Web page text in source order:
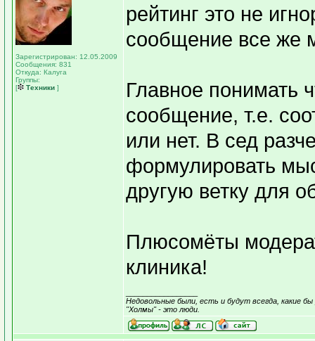
Зарегистрирован: 12.05.2009
Сообщения: 831
Откуда: Калуга
Группы:
[
Техники ]
рейтинг это не
сообщение все же
Главное понимать
сообщение, т.е.
или нет. В сед
формулировать
другую ветку для
Плюсомёты
клиника!
Недовольные были, есть и будут всегда, какие бы
"Холмы" - это люди.